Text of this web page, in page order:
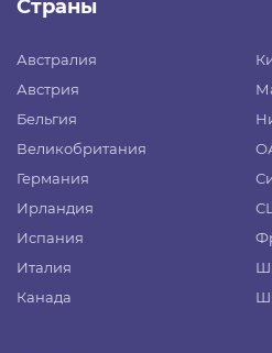
Страны
Австралия
Австрия
Бельгия
Великобритания
Германия
Ирландия
Испания
Италия
Канада